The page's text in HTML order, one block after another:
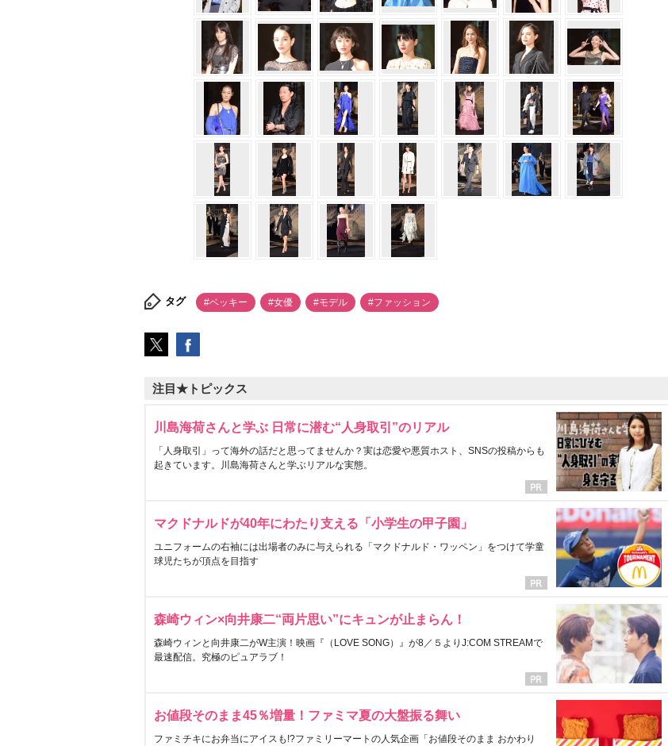
タグ #ベッキー #女優 #モデル #ファッション
注目★トピックス
川島海荷さんと学ぶ 日常に潜む“人身取引”のリアル
「人身取引」って海外の話だと思ってませんか？実は恋愛や悪質ホスト、SNSの投稿からも
起きています。川島海荷さんと学ぶリアルな実態。
マクドナルドが40年にわたり支える「小学生の甲子園」
ユニフォームの右袖には出場者のみに与えられる「マクドナルド・ワッペン」をつけて学童
球児たちが頂点を目指す
森崎ウィン×向井康二“両片思い”にキュンが止まらん！
森崎ウィンと向井康二がW主演！映画『（LOVE SONG）』が8／５よりJ:COM STREAMで
最速配信。究極のピュアラブ！
お値段そのまま45％増量！ファミマ夏の大盤振る舞い
ファミチキにお弁当にアイスも!?ファミリーマートの人気企画「お値段そのまま おかわり